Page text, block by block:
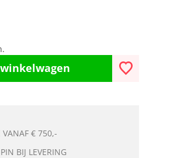
VANAF € 750,-
BIJ LEVERING